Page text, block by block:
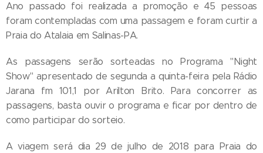
Ano passado foi realizada a promoção e 45 pessoas
foram contempladas com uma passagem e foram curtir a
Praia do Atalaia em Salinas-PA.
As passagens serão sorteadas no Programa "Night
Show" apresentado de segunda a quinta-feira pela Rádio
Jarana fm 101,1 por Arilton Brito. Para concorrer as
passagens, basta ouvir o programa e ficar por dentro de
como participar do sorteio.
A viagem será dia 29 de julho de 2018 para Praia do